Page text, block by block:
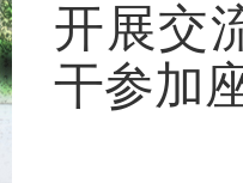
开展交
干参加